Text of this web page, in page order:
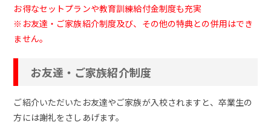
お得なセットプランや教育訓練給付金制度も充実
※お友達・ご家族紹介制度及び、その他の特典との併用はでき
ません。
お友達・ご家族紹介制度
ご紹介いただいたお友達やご家族が入校されますと、卒業生の
方には謝礼をさしあげます。